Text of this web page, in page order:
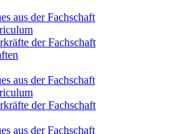
aus der Fachschaft
der Fachschaft
aus der Fachschaft
der Fachschaft
aus der Fachschaft